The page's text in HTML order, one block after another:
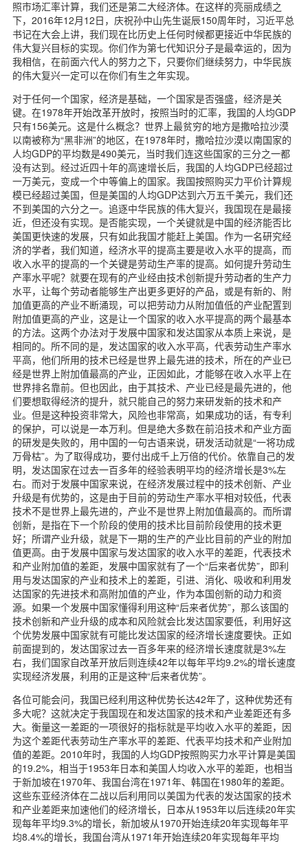
照市场汇率计算，我们还是第二大经济体。在这样的亮丽成绩之
下，2016年12月12日，庆祝孙中山先生诞辰150周年时，习近平总
书记在大会上讲，我们现在比历史上任何时候都更接近中华民族的
伟大复兴目标的实现。你们作为第七代知识分子是最幸运的，因为
我相信，在前面六代人的努力之下，只要你们继续努力，中华民族
的伟大复兴一定可以在你们有生之年实现。
对于任何一个国家，经济是基础，一个国家是否强盛，经济是关
键。在1978年开始改革开放时，按照当时的汇率，我国的人均GDP
只有156美元。这是什么概念？世界上最贫穷的地方是撒哈拉沙漠
以南被称为“黑非洲”的地区，在1978年时，撒哈拉沙漠以南国家的
人均GDP的平均数是490美元，当时我们连这些国家的三分之一都
没有达到。经过近四十年的高速增长后，我国的人均GDP已经超过
一万美元，变成一个中等偏上的国家。我国按照购买力平价计算规
模已经超过美国，但是美国的人均GDP达到六万五千美元，我们还
不到美国的六分之一。追逐中华民族的伟大复兴，我国现在是最接
近，但还没有实现。是否能实现，一个关键就是中国的经济能否比
美国更快速的发展，只有如此我国才能赶上美国。作为一名研究经
济的学者，我们知道，经济水平的提高主要是收入水平的提高，而
收入水平的提高的一个关键是劳动生产率的提高。如何提升劳动生
产率水平呢？就要在现有的产业经由技术创新提升劳动者的生产力
水平，让每个劳动者能够生产出更多更好的产品，或是有新的、附
加值更高的产业不断涌现，可以把劳动力从附加值低的产业配置到
附加值更高的产业，这是让一个国家的收入水平提高的两个最基本
的方法。这两个办法对于发展中国家和发达国家从本质上来说，是
相同的。所不同的是，发达国家的收入水平高，代表劳动生产率水
平高，他们所用的技术已经是世界上最先进的技术，所在的产业已
经是世界上附加值最高的产业，正因如此，才能够在收入水平上在
世界排名靠前。但也因此，由于其技术、产业已经是最先进的，他
们要想取得经济的提升，就只能自己的努力来研发新的技术和产
业。但是这种投资非常大，风险也非常高，如果成功的话，有专利
的保护，可以说是一本万利。但是绝大多数在前沿技术和产业方面
的研发是失败的，用中国的一句古语来说，研发活动就是“一将功成
万骨枯”。为了取得成功，要付出成千上万倍的代价。依靠自己的发
明，发达国家在过去一百多年的经验表明平均的经济增长是3%左
右。而对于发展中国家来说，在经济发展过程中的技术创新、产业
升级是有优势的，这是由于目前的劳动生产率水平相对较低，代表
技术不是世界上最先进的，产业不是世界上附加值最高的。而所谓
创新，是指在下一个阶段的使用的技术比目前阶段使用的技术更
好；所谓产业升级，就是下一期的生产的产业比目前的产业的附加
值更高。由于发展中国家与发达国家的收入水平的差距，代表技术
和产业附加值的差距，发展中国家就有了一个“后来者优势”，即利
用与发达国家的产业和技术上的差距，引进、消化、吸收和利用发
达国家的先进技术和高附加值的产业，作为本国创新的动力和资
源。如果一个发展中国家懂得利用这种“后来者优势”，那么该国的
技术创新和产业升级的成本和风险就会比发达国家要低，利用好这
个优势发展中国家就有可能比发达国家的经济增长速度要快。正如
前面提到的，发达国家过去一百多年来的经济增长速度就是3%左
右，我们国家自改革开放后则连续42年以每年平均9.2%的增长速度
实现经济发展，利用的正是这种“后来者优势”。
各位可能会问，我国已经利用这种优势长达42年了，这种优势还有
多大呢？这就决定于我国现在和发达国家的技术和产业差距还有多
大。衡量这一差距的一项很好的指标就是平均收入水平的差距，因
为这个差距代表劳动生产率水平的差距、代表平均技术和产业附加
值的差距。2010年时，我国的人均GDP按照购买力水平计算是美国
的19.2%，相当于1953年日本和美国人均收入水平的差距，也相当
于新加坡在1970年、我国台湾在1971年、韩国在1980年的差距。
这些东亚经济体在二战以后利用同以美国为代表的发达国家的技术
和产业差距来加速他们的经济增长，日本从1953年以后连续20年实
现每年平均9.3%的增长，新加坡从1970开始连续20年实现每年平
均8.4%的增长，我国台湾从1971年开始连续20年实现每年平均